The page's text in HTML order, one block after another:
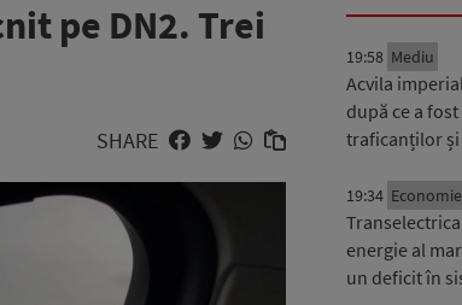
pe DN2. Trei
SHARE
19:58 Mediu
Acvila
după ce a
traficanților
19:34 Economie
energie al
un deficit în